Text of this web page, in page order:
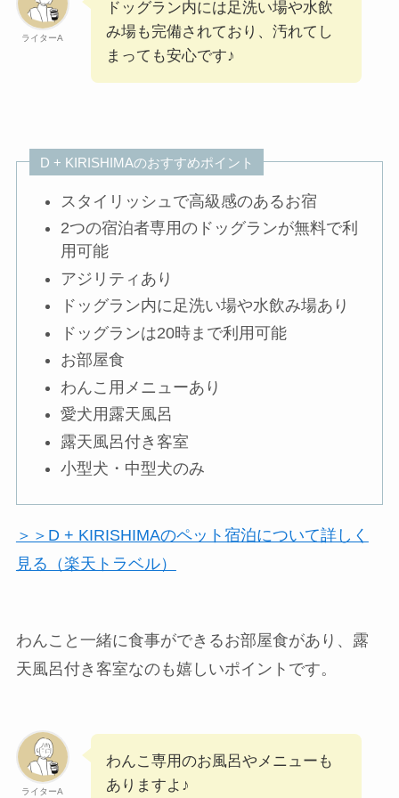
ライターA
ドッグラン内には足洗い場や水飲
み場も完備されており、汚れてし
まっても安心です♪
D + KIRISHIMAのおすすめポイント
スタイリッシュで高級感のあるお宿
2つの宿泊者専用のドッグランが無料で利
用可能
アジリティあり
ドッグラン内に足洗い場や水飲み場あり
ドッグランは20時まで利用可能
お部屋食
わんこ用メニューあり
愛犬用露天風呂
露天風呂付き客室
小型犬・中型犬のみ
＞＞D + KIRISHIMAのペット宿泊について詳しく
見る（楽天トラベル）
わんこと一緒に食事ができるお部屋食があり、露
天風呂付き客室なのも嬉しいポイントです。
ライターA
わんこ専用のお風呂やメニューも
ありますよ♪